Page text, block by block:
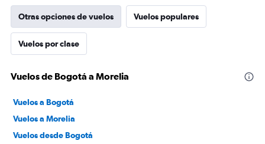
Otras opciones de vuelos Vuelos populares
Vuelos por clase
Vuelos de Bogotá a Morelia
Vuelos a Bogotá
Vuelos a Morelia
Vuelos desde Bogotá